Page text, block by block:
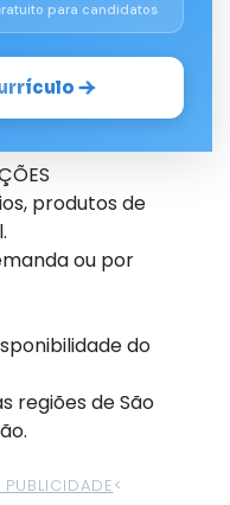
para candidatos
produtos de
ou por
do
regiões de São
<